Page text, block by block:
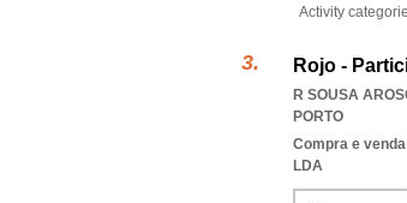
Activity
Rojo -
R SOUSA
PORTO
Compra e
LDA